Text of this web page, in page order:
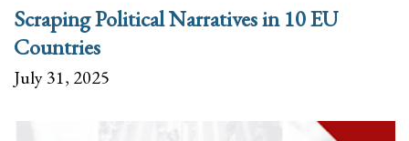
Scraping Political Narratives in 10 EU
Countries
July 31, 2025